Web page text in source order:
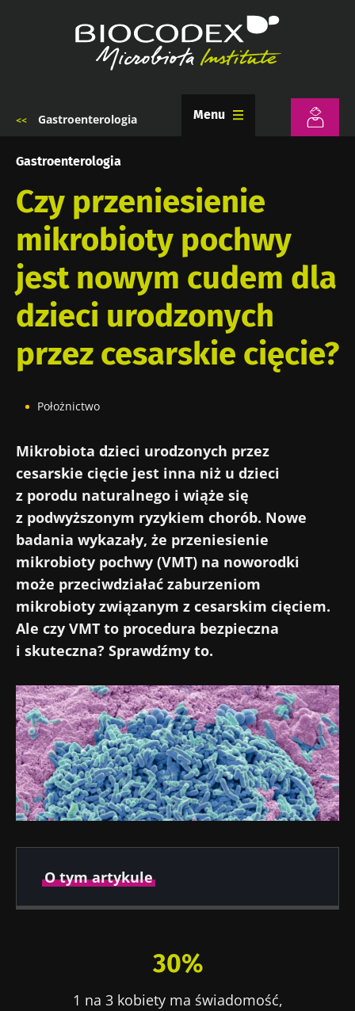
Gastroenterologia Menu
Gastroenterologia
Czy przeniesienie
mikrobioty pochwy
jest nowym cudem dla
dzieci urodzonych
przez cesarskie cięcie?
Położnictwo
Mikrobiota dzieci urodzonych przez
cesarskie cięcie jest inna niż u dzieci
z porodu naturalnego i wiąże się
z podwyższonym ryzykiem chorób. Nowe
badania wykazały, że przeniesienie
mikrobioty pochwy (VMT) na noworodki
może przeciwdziałać zaburzeniom
mikrobioty związanym z cesarskim cięciem.
Ale czy VMT to procedura bezpieczna
i skuteczna? Sprawdźmy to.
O tym artykule
Dr Amine Zorgani
30%
1 na 3 kobiety ma świadomość,